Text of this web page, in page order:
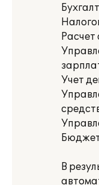
Расчет
Учет
В